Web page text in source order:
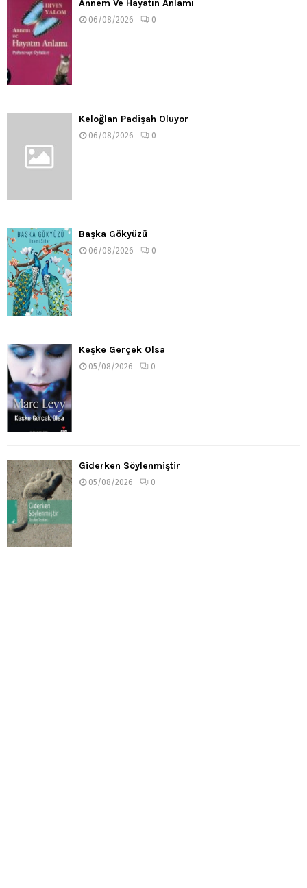
Annem Ve Hayatın Anlamı
06/08/2026 0
Keloğlan Padişah Oluyor
06/08/2026 0
Başka Gökyüzü
06/08/2026 0
Keşke Gerçek Olsa
05/08/2026 0
Giderken Söylenmiştir
05/08/2026 0